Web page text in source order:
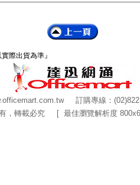
際出貨為準』
訂購專線：
，轉載必究 [ 最佳瀏覽解析度